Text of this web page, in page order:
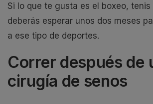
Si lo que te gusta es el boxeo,
deberás esperar unos dos meses
a ese tipo de deportes.
Correr después de
cirugía de senos